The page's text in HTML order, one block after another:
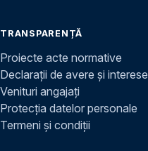
TRANSPARENȚĂ
Proiecte acte normative
Declarații de avere și interese
Venituri angajați
Protecția datelor personale
Termeni și condiții